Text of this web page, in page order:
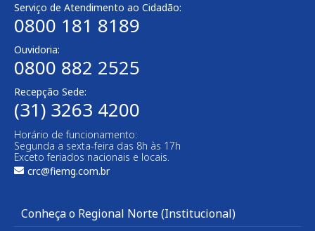
Serviço de Atendimento ao Cidadão:
0800 181 8189
Ouvidoria:
0800 882 2525
Recepção Sede:
(31) 3263 4200
Horário de funcionamento:
Segunda a sexta-feira das 8h às 17h
Exceto feriados nacionais e locais.
crc@fiemg.com.br
Conheça o Regional Norte (Institucional)